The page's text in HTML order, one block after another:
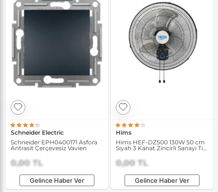
Schneider Electric
Schneider EPH0400171 Asfora
Antrasit Çerçevesiz Vavien
0,00 TL
Gelince Haber Ver
Hims
Hims HEF-DZ500 130W 50 cm
Siyah 3 Kanat Zincirli Sanayi Tipi
0,00 TL
Gelince Haber Ver